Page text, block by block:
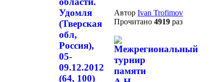
Автор Ivan Trofimov
Прочитано 4919 раз